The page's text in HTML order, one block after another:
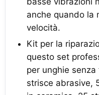
anche quando la
velocità.
Kit per la
questo set
per unghie
strisce abrasive,